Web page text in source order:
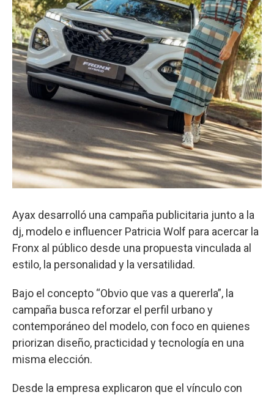
Ayax desarrolló una campaña publicitaria junto a la
dj, modelo e influencer Patricia Wolf para acercar la
Fronx al público desde una propuesta vinculada al
estilo, la personalidad y la versatilidad.
Bajo el concepto “Obvio que vas a quererla”, la
campaña busca reforzar el perfil urbano y
contemporáneo del modelo, con foco en quienes
priorizan diseño, practicidad y tecnología en una
misma elección.
Desde la empresa explicaron que el vínculo con